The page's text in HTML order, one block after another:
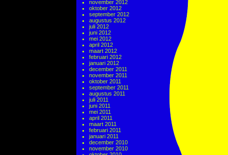
november 2012
oktober 2012
september 2012
augustus 2012
juli 2012
juni 2012
mei 2012
april 2012
maart 2012
februari 2012
januari 2012
december 2011
november 2011
oktober 2011
september 2011
augustus 2011
juli 2011
juni 2011
mei 2011
april 2011
maart 2011
februari 2011
januari 2011
december 2010
november 2010